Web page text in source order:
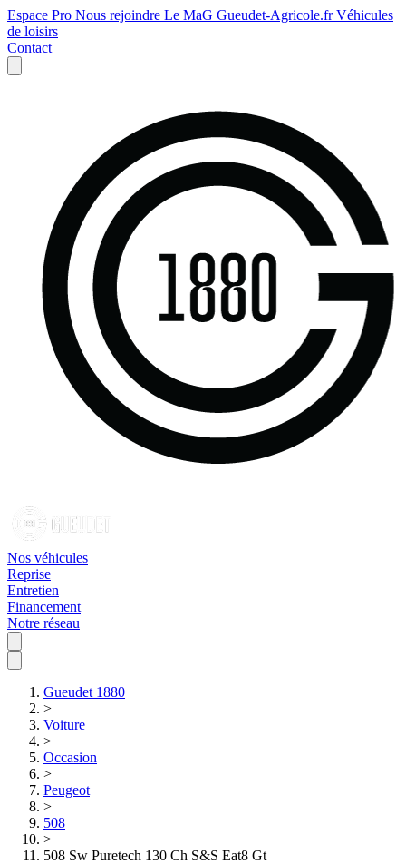
Espace Pro Nous rejoindre Le MaG Gueudet-Agricole.frVéhicules
de loisirs
Contact
Nos véhicules
Reprise
Entretien
Financement
Notre réseau
Gueudet 1880
>
Voiture
>
Occasion
>
Peugeot
>
508
>
508 Sw Puretech 130 Ch S&S Eat8 Gt